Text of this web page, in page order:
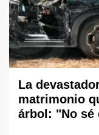
La
matrimonio
árbol: "No sé